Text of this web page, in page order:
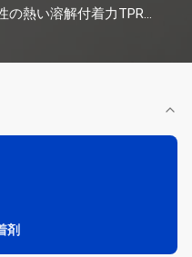
の熱い溶解付着力TPR...
剤